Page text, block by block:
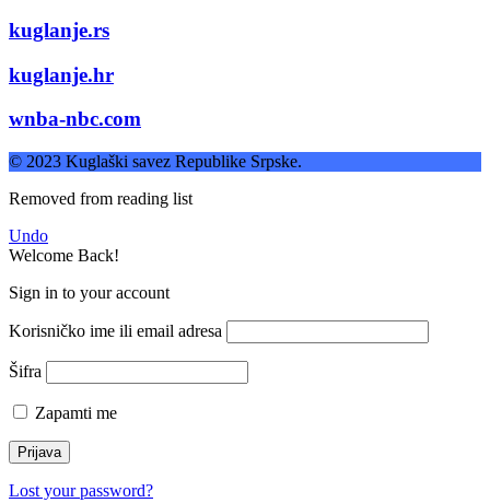
kuglanje.rs
kuglanje.hr
wnba-nbc.com
© 2023 Kuglaški savez Republike Srpske.
Removed from reading list
Undo
Welcome Back!
Sign in to your account
Korisničko ime ili email adresa
Šifra
Zapamti me
Lost your password?